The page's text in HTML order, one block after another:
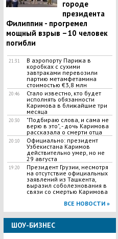
городе
президента
Филиппин - прогремел
мощный взрыв –10 человек
погибли
21:31
В аэропорту Парижа в
коробках с сухими
завтраками перевозили
партию метамфетамина
стоимостью €3,8 млн
20:46
Стало известно, кто будет
исполнять обязанности
Каримова в ближайшие три
месяца
20:30
"Подбираю слова, и сама не
верю в это", - дочь Каримова
рассказала о смерти отца
20:10
Официально: президент
Узбекистана Каримов
действительно умер, но не
29 августа
19:20
Президент Грузии, несмотря
на отсутствие официальных
заявлений из Ташкента,
выразил соболезнования в
связи со смертью Каримова
ВСЕ НОВОСТИ »
ШОУ-БИЗНЕС